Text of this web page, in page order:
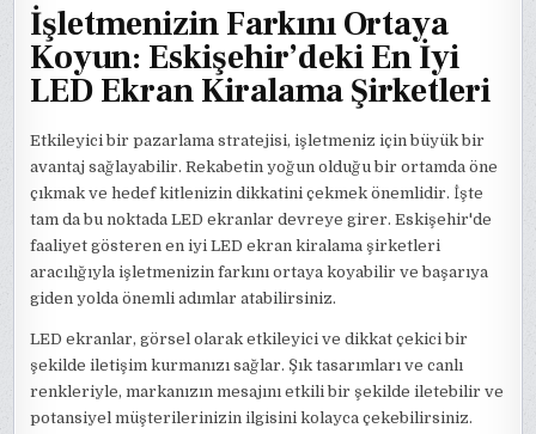
İşletmenizin Farkını Ortaya
Koyun: Eskişehir’deki En İyi
LED Ekran Kiralama Şirketleri
Etkileyici bir pazarlama stratejisi, işletmeniz için büyük bir
avantaj sağlayabilir. Rekabetin yoğun olduğu bir ortamda öne
çıkmak ve hedef kitlenizin dikkatini çekmek önemlidir. İşte
tam da bu noktada LED ekranlar devreye girer. Eskişehir'de
faaliyet gösteren en iyi LED ekran kiralama şirketleri
aracılığıyla işletmenizin farkını ortaya koyabilir ve başarıya
giden yolda önemli adımlar atabilirsiniz.
LED ekranlar, görsel olarak etkileyici ve dikkat çekici bir
şekilde iletişim kurmanızı sağlar. Şık tasarımları ve canlı
renkleriyle, markanızın mesajını etkili bir şekilde iletebilir ve
potansiyel müşterilerinizin ilgisini kolayca çekebilirsiniz.